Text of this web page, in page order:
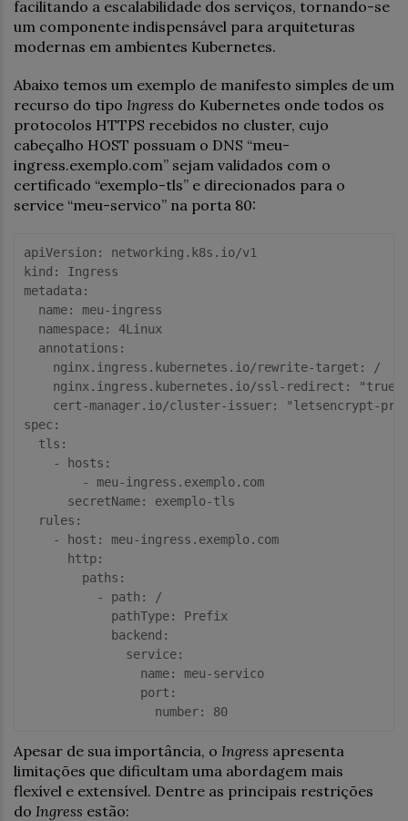
facilitando a escalabilidade dos serviços, tornando-se
um componente indispensável para arquiteturas
modernas em ambientes Kubernetes.
Abaixo temos um exemplo de manifesto simples de um
recurso do tipo Ingress do Kubernetes onde todos os
protocolos HTTPS recebidos no cluster, cujo
cabeçalho HOST possuam o DNS “meu-
ingress.exemplo.com” sejam validados com o
certificado “exemplo-tls” e direcionados para o
service “meu-servico” na porta 80:
apiVersion
kind
metadata :
name: meu-ingress
namespace: 4Linux
annotations :
    nginx.ingress.kubernetes.io/
rewrite-target : /
    nginx.ingress.kubernetes.io/
ssl-redirect :
"true"
    cert-manager.io/
cluster-issuer:
"letsencrypt-
spec :
tls :
    -
hosts :
        - meu-ingress.exemplo.com
secretName: exemplo-tls
rules :
    -
host : meu-ingress.exemplo.com
http:
paths :
          -
path : /
pathType: Prefix
backend :
service:
name: meu-servico
port :
number: 80
Apesar de sua importância, o Ingress apresenta
limitações que dificultam uma abordagem mais
flexível e extensível. Dentre as principais restrições
do Ingress estão: